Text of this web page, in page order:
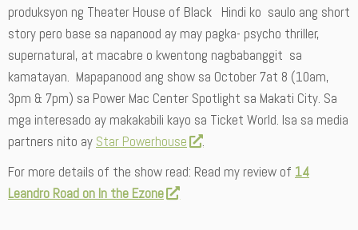
produksyon ng Theater House of Black Hindi ko saulo ang short
story pero base sa napanood ay may pagka- psycho thriller,
supernatural, at macabre o kwentong nagbabanggit sa
kamatayan. Mapapanood ang show sa October 7at 8 (10am,
3pm & 7pm) sa Power Mac Center Spotlight sa Makati City. Sa
mga interesado ay makakabili kayo sa Ticket World. Isa sa media
partners nito ay Star Powerhouse
.
For more details of the show read: Read my review of 14
Leandro Road on In the Ezone